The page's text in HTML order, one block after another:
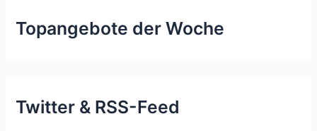
Topangebote der Woche
Twitter & RSS-Feed